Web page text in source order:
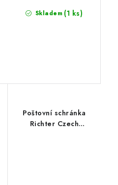
Skladem (1 ks)
Poštovní schránka
Richter Czech